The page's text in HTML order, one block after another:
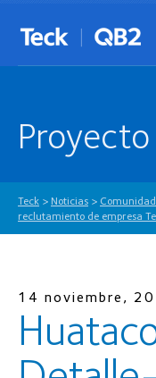
Proyecto
Teck > Noticias >
reclutamiento de empresa
14 noviembre,